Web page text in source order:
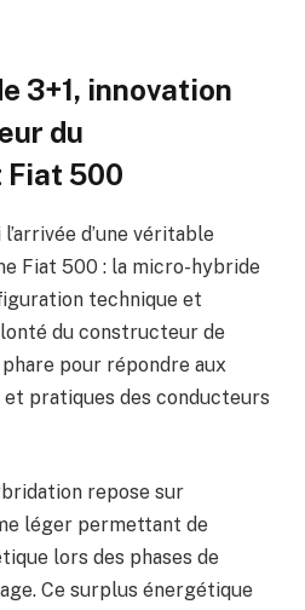
3+1, innovation
du
Fiat 500
d’une véritable
Fiat 500 : la micro-hybride
technique et
du constructeur de
pour répondre aux
pratiques des conducteurs
repose sur
léger permettant de
lors des phases de
Ce surplus énergétique